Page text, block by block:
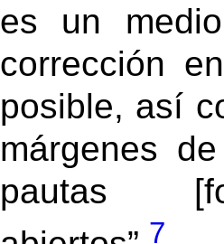
es un
corrección
posible, así
márgenes
pautas
7